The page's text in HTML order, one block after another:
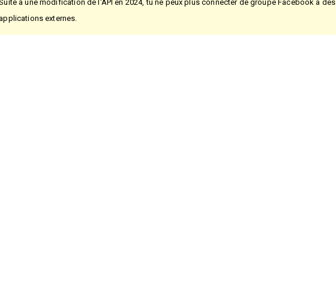
à une modification de l'API en 2024, tu ne peux plus connecter de groupe Facebook à des
externes.